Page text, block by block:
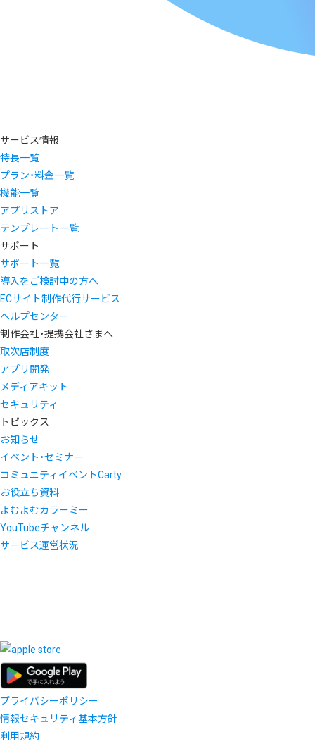
サービス情報
特長一覧
プラン・料金一覧
機能一覧
アプリストア
テンプレート一覧
サポート
サポート一覧
導入をご検討中の方へ
ECサイト制作代行サービス
ヘルプセンター
制作会社・提携会社さまへ
取次店制度
アプリ開発
メディアキット
セキュリティ
トピックス
お知らせ
イベント・セミナー
コミュニティイベントCarty
お役立ち資料
よむよむカラーミー
YouTubeチャンネル
サービス運営状況
プライバシーポリシー
情報セキュリティ基本方針
利用規約